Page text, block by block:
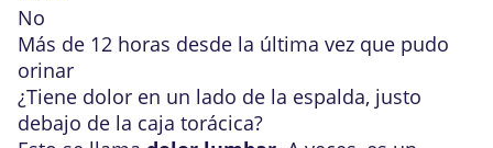
No
Más de 12 horas desde la última vez que pudo
orinar
¿Tiene dolor en un lado de la espalda, justo
debajo de la caja torácica?